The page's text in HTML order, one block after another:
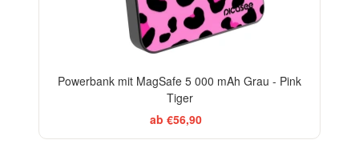
Powerbank mit MagSafe 5 000 mAh Grau - Pink
Tiger
ab €56,90